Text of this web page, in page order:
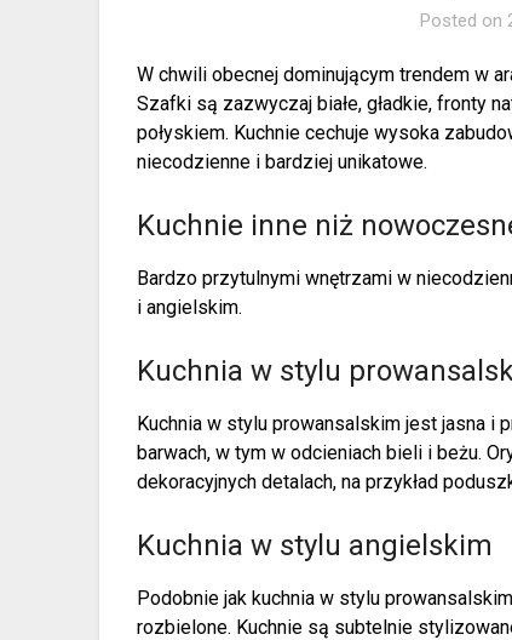
Posted on
W chwili obecnej dominującym trendem w
Szafki są zazwyczaj białe, gładkie, fronty
połyskiem. Kuchnie cechuje wysoka
niecodzienne i bardziej unikatowe.
Kuchnie inne niż
Bardzo przytulnymi wnętrzami w
i angielskim.
Kuchnia w stylu
Kuchnia w stylu prowansalskim jest jasna i
barwach, w tym w odcieniach bieli i beżu.
dekoracyjnych detalach, na przykład
Kuchnia w stylu angielskim
Podobnie jak kuchnia w stylu
rozbielone. Kuchnie są subtelnie